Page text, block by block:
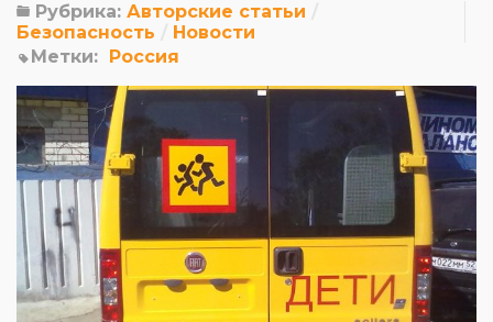
Рубрика: Авторские статьи
Безопасность
Новости
Метки: Россия